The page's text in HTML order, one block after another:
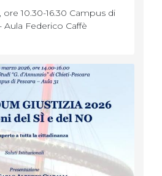
10.30-16.30 Campus di
Aula Federico Caffè